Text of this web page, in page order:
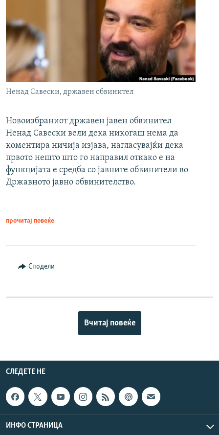
Ненад Савески, државен обвинител
Новоизбраниот државен јавен обвинител
Ненад Савески вели дека никогаш нема да
коментира ничија изјава, нагласувајќи дека
првото нешто што го направил откако е на
функцијата е средба со јавните обвинители во
Државното јавно обвинителство.
прочитај повеќе
Сподели
Вчитај повеќе
СЛЕДЕТЕ НЕ
ИНФО СТРАНИЦА